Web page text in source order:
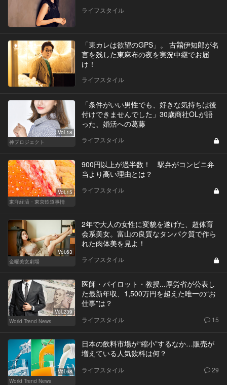
ライフスタイル
「東カレは欲望のGPS」。 古舘伊知郎が名
言を残した東麻布の夜を実況中継でお届
け！
ライフスタイル
Vol.18
神プロジェクト
「条件がいい男性でも、好きな気持ちは後
付けできませんでした」30歳商社OLが語
った、婚活への葛藤
ライフスタイル
Vol.15
東洋経済・東京鉄道事情
900円以上が過半数！ 駅弁がコンビニ弁
当より高い理由とは？
ライフスタイル
Vol.63
金曜美女劇場
2年で大人の女性に変貌を遂げた、超体育
会系美女。富山の良質なタンパク質で作ら
れた肉体美を見よ！
ライフスタイル
Vol.239
World Trend News
医師・パイロット・教授...厚労省が公表し
た最新年収、1,500万円を超えた唯一の“お
仕事”は？
ライフスタイル 15
Vol.68
World Trend News
日本の飲料市場が“縮小”するなか…販売が
増えている人気飲料は何？
ライフスタイル 29